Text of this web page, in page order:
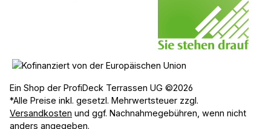
Ein Shop der ProfiDeck Terrassen UG ©2026
*Alle Preise inkl. gesetzl. Mehrwertsteuer zzgl.
Versandkosten und ggf. Nachnahmegebühren, wenn nicht
anders angegeben.